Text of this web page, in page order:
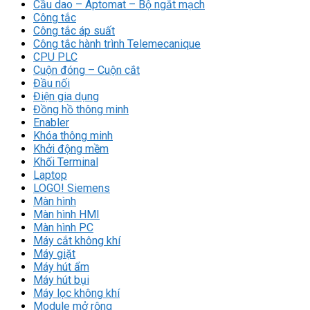
Cầu dao – Aptomat – Bộ ngắt mạch
Công tắc
Công tắc áp suất
Công tắc hành trình Telemecanique
CPU PLC
Cuộn đóng – Cuộn cắt
Đầu nối
Điện gia dụng
Đồng hồ thông minh
Enabler
Khóa thông minh
Khởi động mềm
Khối Terminal
Laptop
LOGO! Siemens
Màn hình
Màn hình HMI
Màn hình PC
Máy cắt không khí
Máy giặt
Máy hút ẩm
Máy hút bụi
Máy lọc không khí
Module mở rộng